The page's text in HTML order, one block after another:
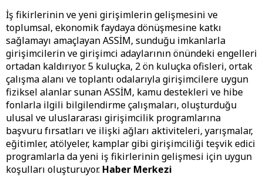
İş fikirlerinin ve yeni girişimlerin gelişmesini ve
toplumsal, ekonomik faydaya dönüşmesine katkı
sağlamayı amaçlayan ASSİM, sunduğu imkanlarla
girişimcilerin ve girişimci adaylarının önündeki engelleri
ortadan kaldırıyor. 5 kuluçka, 2 ön kuluçka ofisleri, ortak
çalışma alanı ve toplantı odalarıyla girişimcilere uygun
fiziksel alanlar sunan ASSİM, kamu destekleri ve hibe
fonlarla ilgili bilgilendirme çalışmaları, oluşturduğu
ulusal ve uluslararası girişimcilik programlarına
başvuru fırsatları ve ilişki ağları aktiviteleri, yarışmalar,
eğitimler, atölyeler, kamplar gibi girişimciliği teşvik edici
programlarla da yeni iş fikirlerinin gelişmesi için uygun
koşulları oluşturuyor. Haber Merkezi